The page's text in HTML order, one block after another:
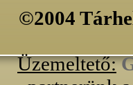
©2004
Üzemeltető: